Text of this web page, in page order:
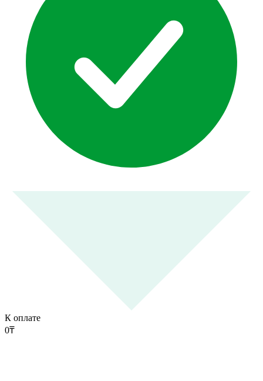
К оплате
0₸